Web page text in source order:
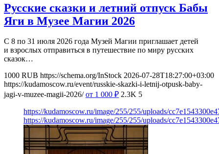
Русские сказки и летний отпуск Бабы
Яги в Музее Магии 2026
С 8 по 31 июля 2026 года Музей Магии приглашает детей
и взрослых отправиться в путешествие по миру русских
сказок…
1000 RUB https://schema.org/InStock 2026-07-28T18:27:00+03:00
https://kudamoscow.ru/event/russkie-skazki-i-letnij-otpusk-baby-
jagi-v-muzee-magii-2026/ от 1 000 ₽ 2.3K 5
https://kudamoscow.ru/image/255/255/uploads/
https://kudamoscow.ru/image/255/255/uploads/